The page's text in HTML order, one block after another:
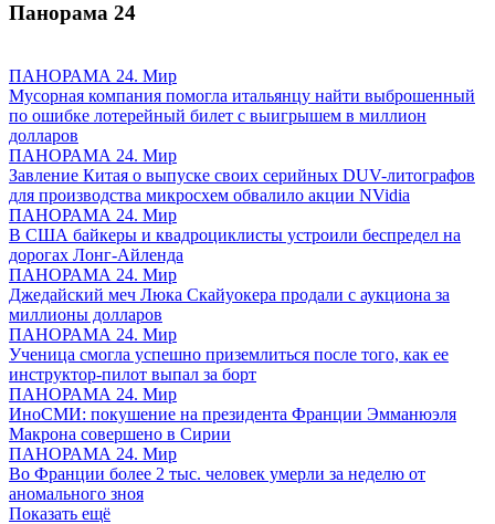
Панорама 24
ПАНОРАМА 24. Мир
Мусорная компания помогла итальянцу найти выброшенный
по ошибке лотерейный билет с выигрышем в миллион
долларов
ПАНОРАМА 24. Мир
Завление Китая о выпуске своих серийных DUV-литографов
для производства микросхем обвалило акции NVidia
ПАНОРАМА 24. Мир
В США байкеры и квадроциклисты устроили беспредел на
дорогах Лонг-Айленда
ПАНОРАМА 24. Мир
Джедайский меч Люка Скайуокера продали с аукциона за
миллионы долларов
ПАНОРАМА 24. Мир
Ученица смогла успешно приземлиться после того, как ее
инструктор-пилот выпал за борт
ПАНОРАМА 24. Мир
ИноСМИ: покушение на президента Франции Эмманюэля
Макрона совершено в Сирии
ПАНОРАМА 24. Мир
Во Франции более 2 тыс. человек умерли за неделю от
аномального зноя
Показать ещё